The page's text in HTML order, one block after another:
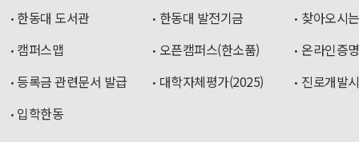
한동대 도서관
한동대 발전기금
찾아오시
캠퍼스맵
오픈캠퍼스(한소품)
온라인증
등록금 관련문서 발급
대학자체평가(2025)
진로개발
입학한동